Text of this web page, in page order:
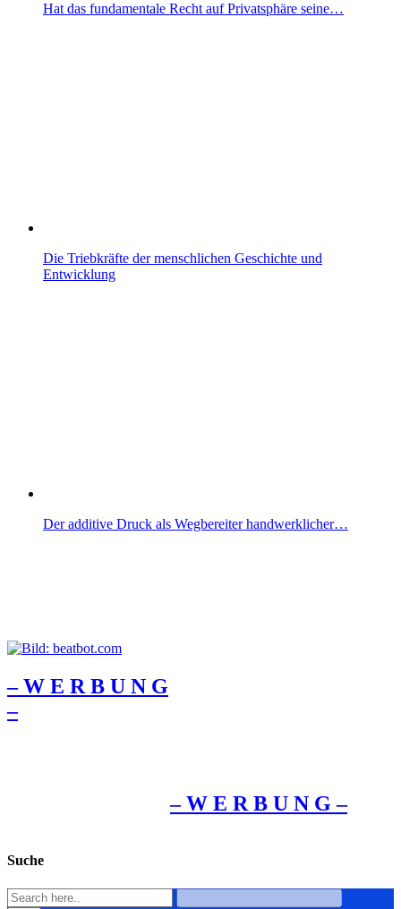
Hat das fundamentale Recht auf Privatsphäre seine…
Die Triebkräfte der menschlichen Geschichte und
Entwicklung
Der additive Druck als Wegbereiter handwerklicher…
– W Ε R Β U Ν G
–
– W Ε R Β U Ν G –
Suche